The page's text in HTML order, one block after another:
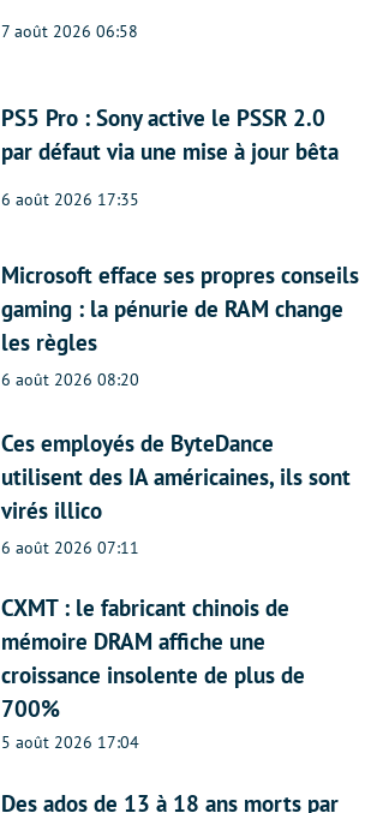
7 août 2026 06:58
PS5 Pro : Sony active le PSSR 2.0
par défaut via une mise à jour bêta
6 août 2026 17:35
Microsoft efface ses propres conseils
gaming : la pénurie de RAM change
les règles
6 août 2026 08:20
Ces employés de ByteDance
utilisent des IA américaines, ils sont
virés illico
6 août 2026 07:11
CXMT : le fabricant chinois de
mémoire DRAM affiche une
croissance insolente de plus de
700%
5 août 2026 17:04
Des ados de 13 à 18 ans morts par